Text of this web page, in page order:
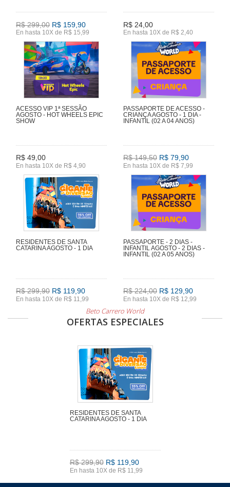
R$ 299,00 R$ 159,90
En hasta 10X de R$ 15,99
R$ 24,00
En hasta 10X de R$ 2,40
ACESSO VIP 1ª SESSÃO
AGOSTO - HOT WHEELS EPIC
SHOW
R$ 49,00
En hasta 10X de R$ 4,90
PASSAPORTE DE ACESSO -
CRIANÇA AGOSTO - 1 DIA -
INFANTIL (02 A 04 ANOS)
R$ 149,50 R$ 79,90
En hasta 10X de R$ 7,99
RESIDENTES DE SANTA
CATARINA AGOSTO - 1 DIA
R$ 299,90 R$ 119,90
En hasta 10X de R$ 11,99
PASSAPORTE - 2 DIAS -
INFANTIL AGOSTO - 2 DIAS -
INFANTIL (02 A 05 ANOS)
R$ 224,00 R$ 129,90
En hasta 10X de R$ 12,99
Beto Carrero World
OFERTAS ESPECIALES
RESIDENTES DE SANTA
CATARINA AGOSTO - 1 DIA
R$ 299,90 R$ 119,90
En hasta 10X de R$ 11,99